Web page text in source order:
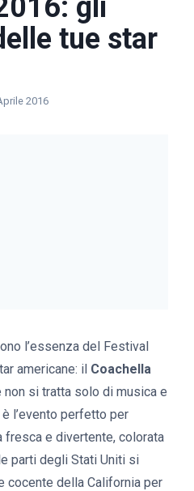
gli
tue star
2016
l’essenza del Festival
americane: il Coachella
non si tratta solo di musica e
l’evento perfetto per
fresca e divertente, colorata
parti degli Stati Uniti si
cocente della California per